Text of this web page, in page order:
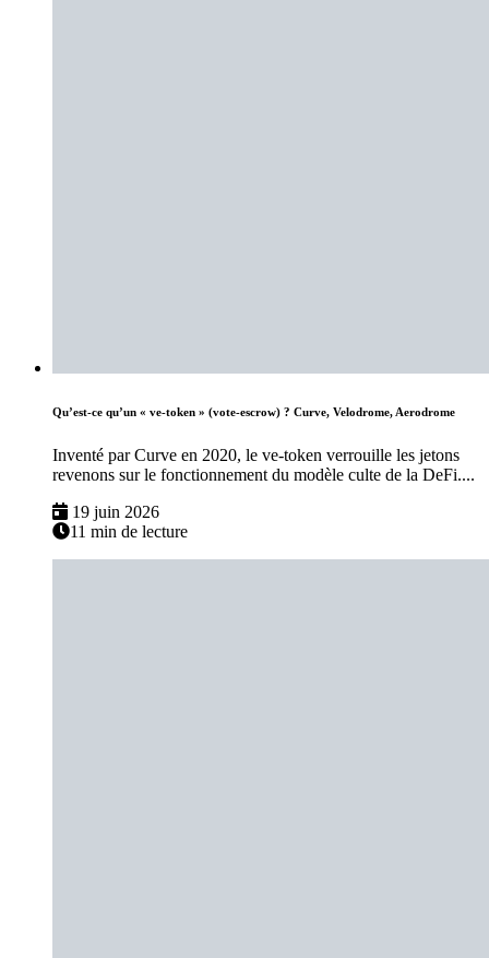
Qu’est-ce qu’un « ve-token » (vote-escrow) ? Curve, Velodrome, Aerodrome
Inventé par Curve en 2020, le ve-token verrouille les jetons
revenons sur le fonctionnement du modèle culte de la DeFi....
19 juin 2026
11 min de lecture